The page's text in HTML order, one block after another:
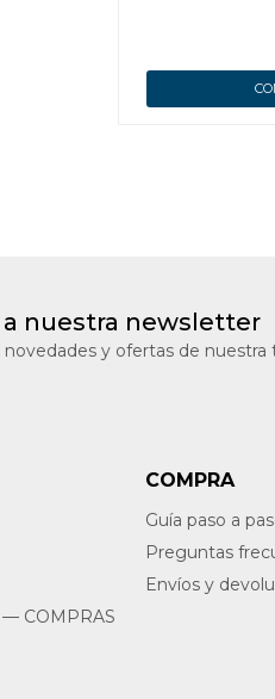
nuestra newsletter
novedades y ofertas de nuestra
— COMPRAS
COMPRA
Guía paso a
Preguntas
Envíos y